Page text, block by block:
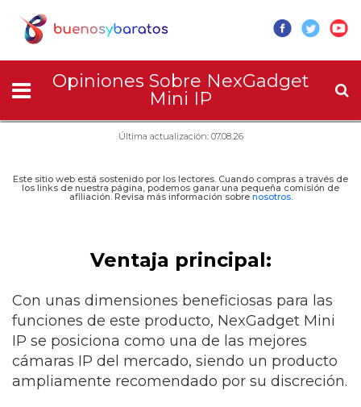
Opiniones Sobre NexGadget
Mini IP
Última actualización: 07.08.26
Este sitio web está sostenido por los lectores. Cuando compras a través de
los links de nuestra página, podemos ganar una pequeña comisión de
afiliación. Revisa más información sobre nosotros.
Ventaja principal:
Con unas dimensiones beneficiosas para las
funciones de este producto, NexGadget Mini
IP se posiciona como una de las mejores
cámaras IP del mercado, siendo un producto
ampliamente recomendado por su discreción.